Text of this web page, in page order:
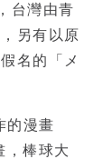
台灣由青
另有以原
名的「メ
的漫畫
棒球大